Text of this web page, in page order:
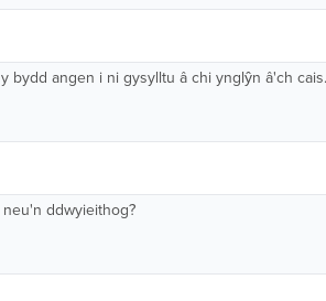
bydd angen i ni gysylltu â chi ynglŷn â'ch cais.
ddwyieithog?